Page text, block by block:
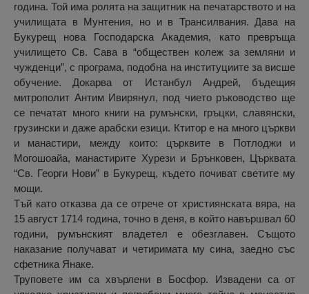
година. Той има ролята на защитник на печатарството и на
училищата в Мунтения, но и в Трансилвания. Дава на
Букурещ нова Господарска Академия, като превръща
училището Св. Сава в “обществен колеж за земляни и
чужденци”, с програма, подобна на институциите за висше
обучение. Докарва от Истанбул Андрей, бъдещия
митрополит Антим Ивирянул, под чието ръководство ще
се печатат много книги на румънски, гръцки, славянски,
грузински и даже арабски езици. Ктитор е на много църкви
и манастири, между които: църквите в Потлоджи и
Могошоайа, манастирите Хурези и Брънковен, Църквата
“Св. Георги Нови” в Букурещ, където почиват светите му
мощи.
Тъй като отказва да се отрече от християнската вяра, на
15 август 1714 година, точно в деня, в който навършвал 60
години, румънският владетел е обезглавен. Същото
наказание получават и четиримата му сина, заедно със
сфетника Янаке.
Труповете им са хвърлени в Босфор. Извадени са от